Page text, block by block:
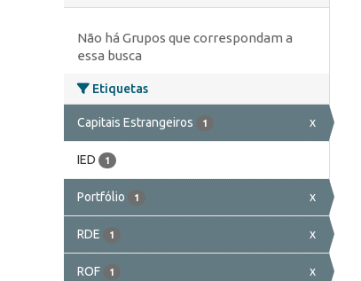
Não há Grupos que correspondam a
essa busca
Etiquetas
Capitais Estrangeiros 1 x
IED 1
Portfólio 1 x
RDE 1 x
ROF 1 x